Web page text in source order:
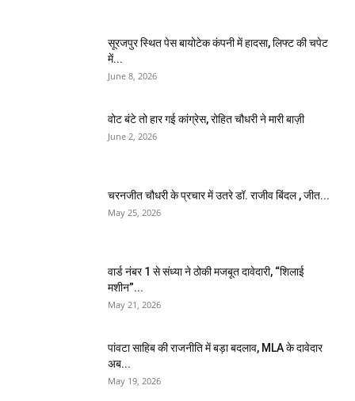
सूरजपुर स्थित पेस बायोटेक कंपनी में हादसा, लिफ्ट की चपेट
में...
June 8, 2026
वोट बंटे तो हार गई कांग्रेस, रोहित चौधरी ने मारी बाज़ी
June 2, 2026
चरनजीत चौधरी के प्रचार में उतरे डॉ. राजीव बिंदल , जीत...
May 25, 2026
वार्ड नंबर 1 से संध्या ने ठोकी मजबूत दावेदारी, “शिलाई
मशीन”...
May 21, 2026
पांवटा साहिब की राजनीति में बड़ा बदलाव, MLA के दावेदार
अब...
May 19, 2026